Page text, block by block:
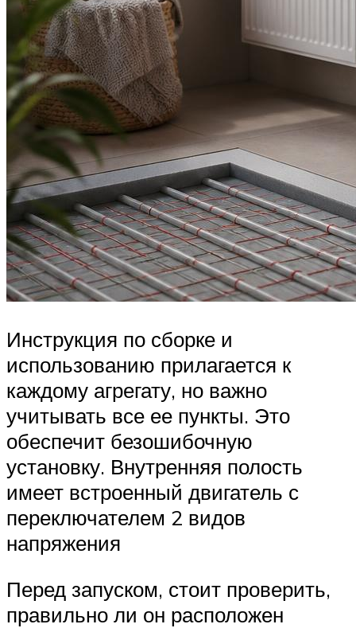
Инструкция по сборке и
использованию прилагается к
каждому агрегату, но важно
учитывать все ее пункты. Это
обеспечит безошибочную
установку. Внутренняя полость
имеет встроенный двигатель с
переключателем 2 видов
напряжения
Перед запуском, стоит проверить,
правильно ли он расположен